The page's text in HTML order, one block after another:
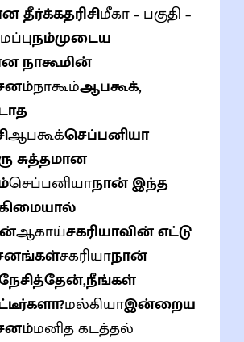
தீர்க்கதரிசிமீகா – பகுதி –
நம்முடைய
நாகூமின்
நாகூம்ஆபகூக்,
ஆபகூக்செப்பனியா
சுத்தமான
செப்பனியாநான் இந்த
ஆகாய்சகரியாவின் எட்டு
சகரியாநான்
மல்கியாஇன்றைய
மனித கடத்தல்